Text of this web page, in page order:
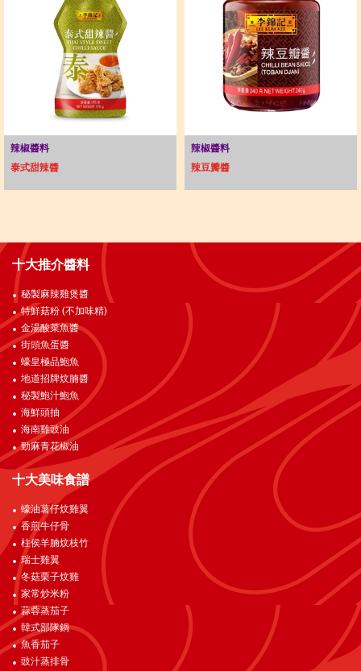
辣椒醬料
泰式甜辣醬
辣椒醬料
辣豆瓣醬
十大推介醬料
秘製麻辣雞煲醬
特鮮菇粉 (不加味精)
金湯酸菜魚醬
街頭魚蛋醬
蠔皇極品鮑魚
地道招牌炆腩醬
秘製鮑汁鮑魚
海鮮頭抽
海南雞豉油
勁麻青花椒油
十大美味食譜
蠔油薯仔炆雞翼
香煎牛仔骨
柱侯羊腩炆枝竹
瑞士雞翼
冬菇栗子炆雞
家常炒米粉
蒜蓉蒸茄子
韓式部隊鍋
魚香茄子
豉汁蒸排骨